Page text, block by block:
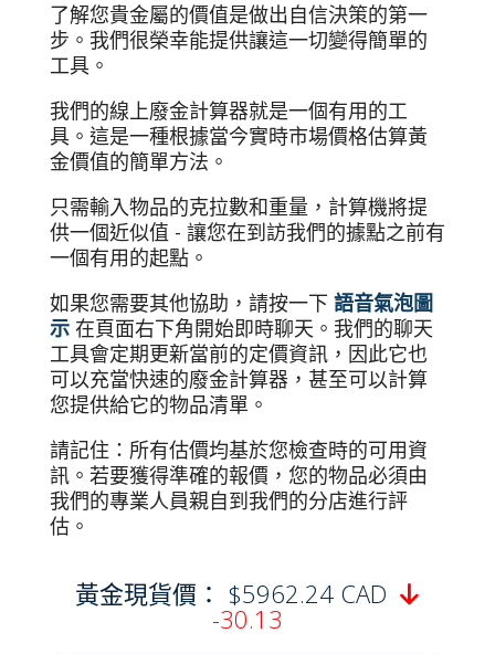
了解您貴金屬的價值是做出自信決策的第一
步。我們很榮幸能提供讓這一切變得簡單的
工具。
我們的線上廢金計算器就是一個有用的工
具。這是一種根據當今實時市場價格估算黃
金價值的簡單方法。
只需輸入物品的克拉數和重量，計算機將提
供一個近似值 - 讓您在到訪我們的據點之前有
一個有用的起點。
如果您需要其他協助，請按一下 語音氣泡圖
示在頁面右下角開始即時聊天。我們的聊天
工具會定期更新當前的定價資訊，因此它也
可以充當快速的廢金計算器，甚至可以計算
您提供給它的物品清單。
請記住：所有估價均基於您檢查時的可用資
訊。若要獲得準確的報價，您的物品必須由
我們的專業人員親自到我們的分店進行評
估。
黃金現貨價： $5962.24 CAD 
-30.13